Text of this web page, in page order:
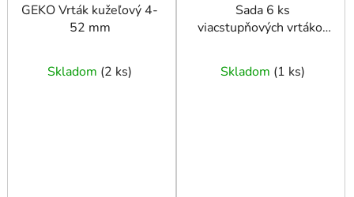
GEKO Vrták kužeľový 4-
52 mm
Skladom (2 ks)
Sada 6 ks
viacstupňových vrtákov
Skladom (1 ks)